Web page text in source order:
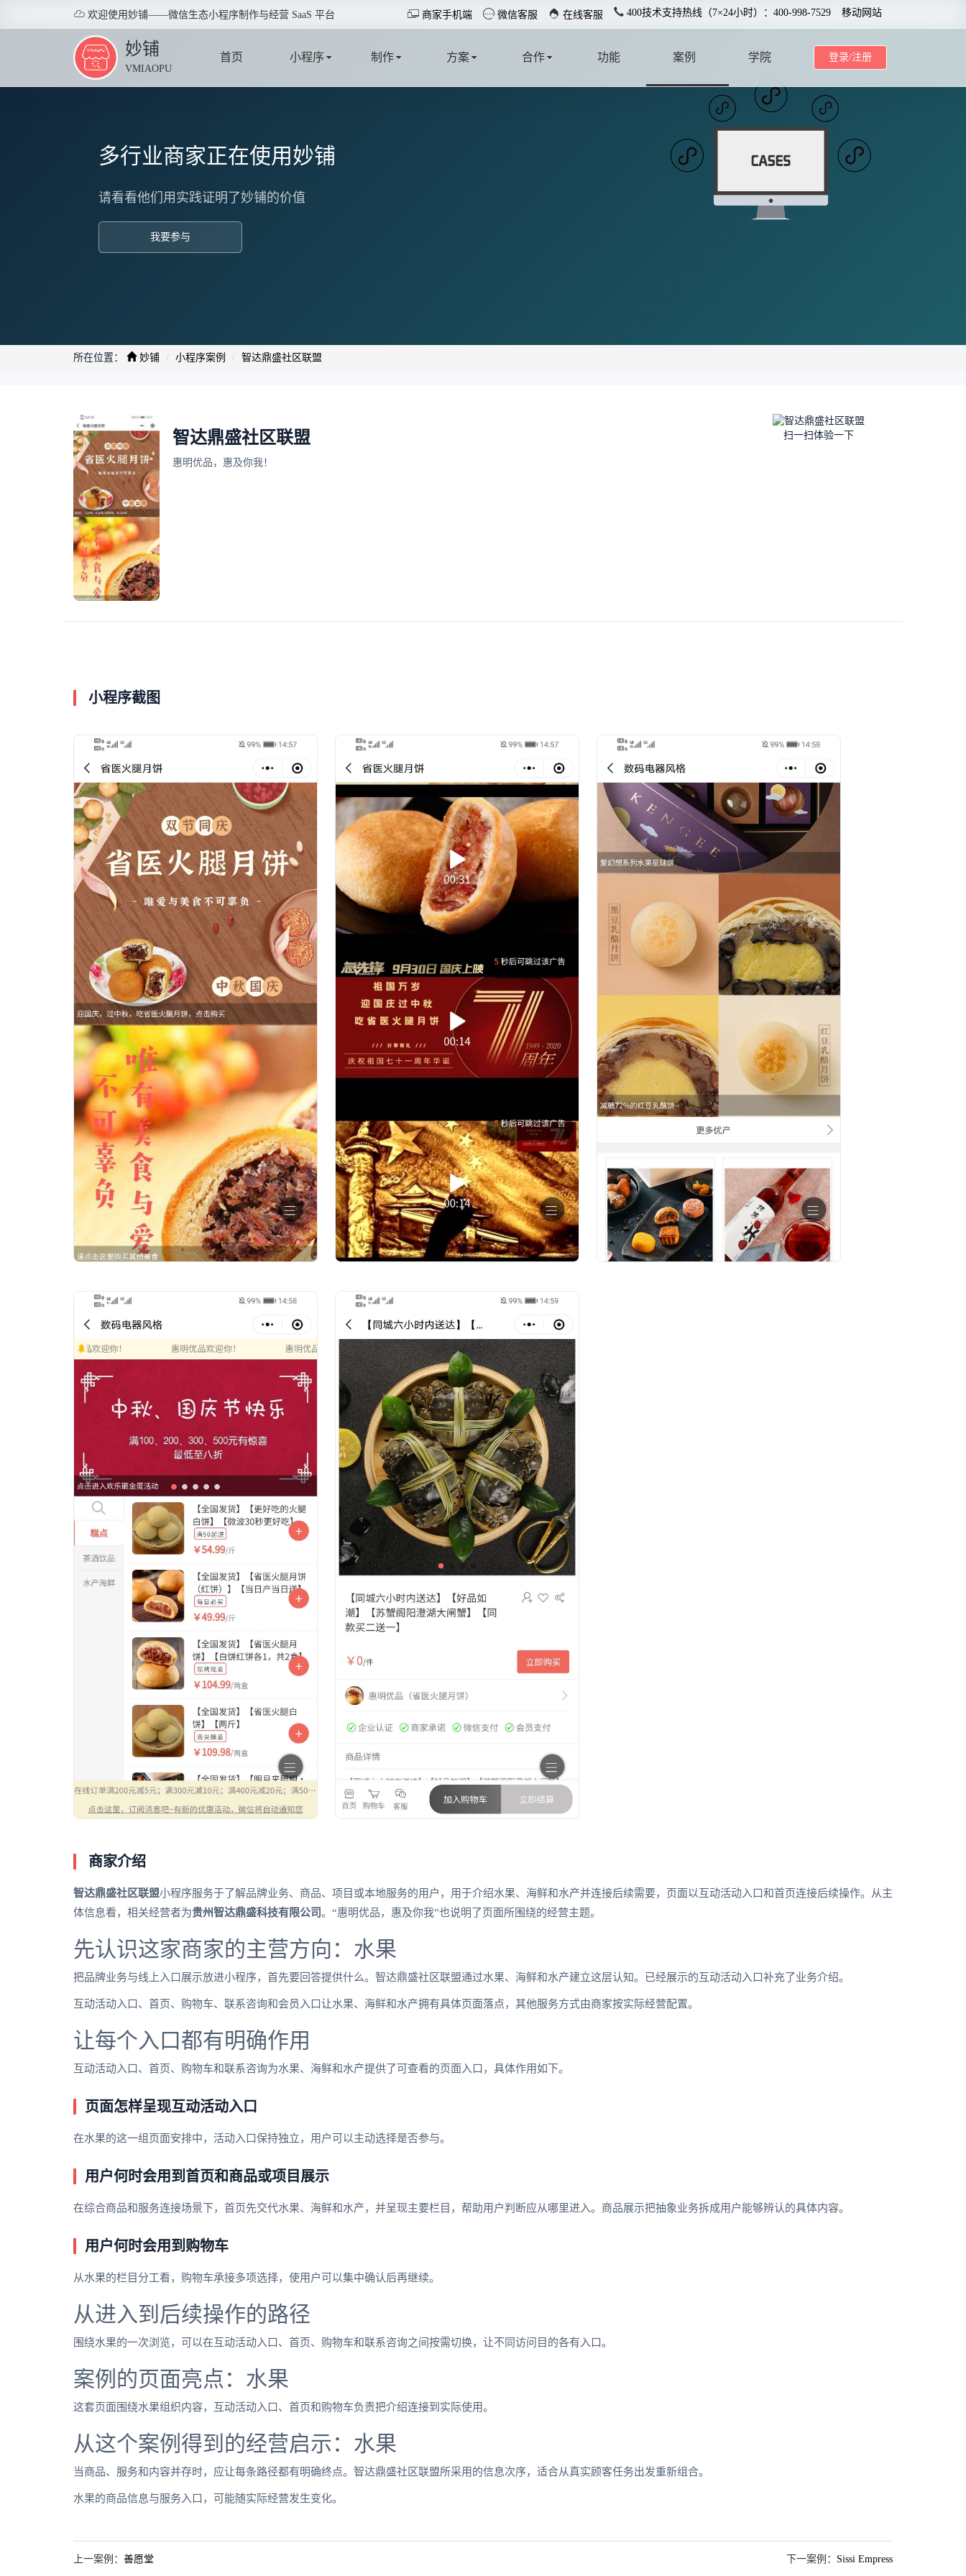
 欢迎使用妙铺——微信生态小程序制作与经营 SaaS 平台  商家手机端  微信客服  在线客服 400技术支持热线（7×24小时）：400-998-7529 移动网站
妙铺
VMIAOPU
登录/注册
首页 小程序 制作 方案 合作 功能 案例 学院
多行业商家正在使用妙铺
请看看他们用实践证明了妙铺的价值
我要参与
所在位置： 妙铺 小程序案例 智达鼎盛社区联盟
智达鼎盛社区联盟
惠明优品，惠及你我！
扫一扫体验一下
小程序截图
商家介绍
智达鼎盛社区联盟小程序服务于了解品牌业务、商品、项目或本地服务的用户，用于介绍水果、海鲜和水产并连接后续需要，页面以互动活动入口和首页连接后续操作。从主
体信息看，相关经营者为贵州智达鼎盛科技有限公司 。“惠明优品，惠及你我”也说明了页面所围绕的经营主题。
先认识这家商家的主营方向：水果
把品牌业务与线上入口展示放进小程序，首先要回答提供什么。智达鼎盛社区联盟通过水果、海鲜和水产建立这层认知。已经展示的互动活动入口补充了业务介绍。
互动活动入口、首页、购物车、联系咨询和会员入口让水果、海鲜和水产拥有具体页面落点，其他服务方式由商家按实际经营配置。
让每个入口都有明确作用
互动活动入口、首页、购物车和联系咨询为水果、海鲜和水产提供了可查看的页面入口，具体作用如下。
页面怎样呈现互动活动入口
在水果的这一组页面安排中，活动入口保持独立，用户可以主动选择是否参与。
用户何时会用到首页和商品或项目展示
在综合商品和服务连接场景下，首页先交代水果、海鲜和水产，并呈现主要栏目，帮助用户判断应从哪里进入。商品展示把抽象业务拆成用户能够辨认的具体内容。
用户何时会用到购物车
从水果的栏目分工看，购物车承接多项选择，使用户可以集中确认后再继续。
从进入到后续操作的路径
围绕水果的一次浏览，可以在互动活动入口、首页、购物车和联系咨询之间按需切换，让不同访问目的各有入口。
案例的页面亮点：水果
这套页面围绕水果组织内容，互动活动入口、首页和购物车负责把介绍连接到实际使用。
从这个案例得到的经营启示：水果
当商品、服务和内容并存时，应让每条路径都有明确终点。智达鼎盛社区联盟所采用的信息次序，适合从真实顾客任务出发重新组合。
水果的商品信息与服务入口，可能随实际经营发生变化。
上一案例： 善愿堂 下一案例： Sissi Empress